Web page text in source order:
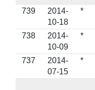
739
2014-
10-18
*
738
2014-
10-09
*
737
2014-
07-15
*